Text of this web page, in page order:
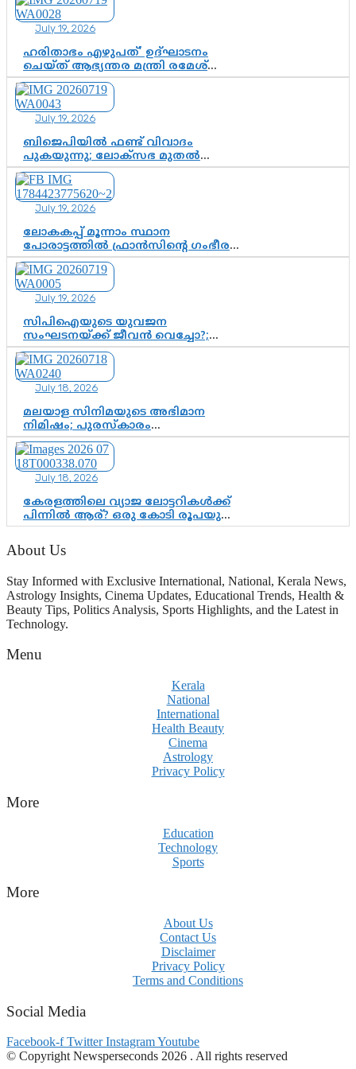
35-ാം നാടുനീങ്ങൽ ദിനം ഇന്ന്
July 19, 2026
ഹരിതാഭം എഴുപത്’ ഉദ്ഘാടനം
ചെയ്ത് ആഭ്യന്തര മന്ത്രി രമേശ്
ചെന്നിത്തല; ആർ. ഹരികുമാറിന്റെ
സപ്തതി ആഘോഷങ്ങൾക്ക്
പ്രൗഢമായ തുടക്കം
July 19, 2026
ബിജെപിയിൽ ഫണ്ട് വിവാദം
പുകയുന്നു; ലോക്സഭ മുതൽ
നിയമസഭ വരെ 140 മണ്ഡലങ്ങളിലെ
ഫണ്ട് വിനിയോഗം
പരിശോധിക്കുമോ? കേന്ദ്രത്തിനും
ആർഎസ്എസിനും കേരള
ഘടകത്തോട് അതൃപ്തി
July 19, 2026
ലോകകപ്പ് മൂന്നാം സ്ഥാന
പോരാട്ടത്തിൽ ഫ്രാൻസിന്റെ ഗംഭീര
തിരിച്ചുവരവ്; ഗോൾവേട്ടയിൽ
മെസ്സിയെ മറികടന്ന് എംബാപ്പെ
July 19, 2026
സിപിഐയുടെ യുവജന
സംഘടനയ്ക്ക് ജീവൻ വെച്ചോ?;
ജിസ്മോന്റെ വിമർശനം രാഷ്ട്രീയ
ഇരട്ടത്താപ്പെന്ന് ചർച്ച
July 18, 2026
മലയാള സിനിമയുടെ അഭിമാന
നിമിഷം; പുരസ്‌കാരം
ആഘോഷമാകട്ടെ, മികവ് ശീലമാകട്ടെ
July 18, 2026
കേരളത്തിലെ വ്യാജ ലോട്ടറികൾക്ക്
പിന്നിൽ ആര്? ഒരു കോടി രൂപയുടെ
‘വ്യാജ’ ഭാഗ്യതാര ടിക്കറ്റ് ഉയർത്തുന്ന
ഗുരുതര ചോദ്യങ്ങൾ ? സർക്കാർ
മറുപടി പറയണം
About Us
Stay Informed with Exclusive International, National, Kerala News,
Astrology Insights, Cinema Updates, Educational Trends, Health &
Beauty Tips, Politics Analysis, Sports Highlights, and the Latest in
Technology.
Menu
Kerala
National
International
Health Beauty
Cinema
Astrology
Privacy Policy
More
Education
Technology
Sports
More
About Us
Contact Us
Disclaimer
Privacy Policy
Terms and Conditions
Social Media
Facebook-f Twitter InstagramYoutube
© Copyright Newsperseconds 2026 . All rights reserved